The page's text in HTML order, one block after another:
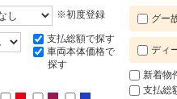
※初度登録
支払総額で探す
車両本体価格で
探す
グー
ディ
新着物
支払総